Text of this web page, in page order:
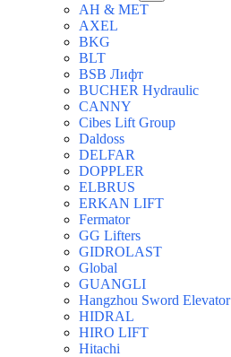
AH & MET
AXEL
BKG
BLT
BSB Лифт
BUCHER Hydraulic
CANNY
Cibes Lift Group
Daldoss
DELFAR
DOPPLER
ELBRUS
ERKAN LIFT
Fermator
GG Lifters
GIDROLAST
Global
GUANGLI
Hangzhou Sword Elevator
HIDRAL
HIRO LIFT
Hitachi